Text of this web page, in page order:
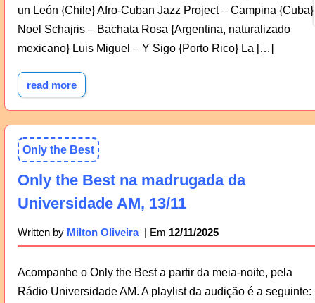
un León {Chile} Afro-Cuban Jazz Project – Campina {Cuba}
Noel Schajris – Bachata Rosa {Argentina, naturalizado
mexicano} Luis Miguel – Y Sigo {Porto Rico} La […]
read more
Only the Best
Only the Best na madrugada da
Universidade AM, 13/11
Written by Milton Oliveira 12/11/2025
Acompanhe o Only the Best a partir da meia-noite, pela
Rádio Universidade AM. A playlist da audição é a seguinte: